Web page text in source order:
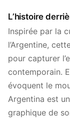
L’histoire
Inspirée par la
l’Argentine,
pour capturer
contemporain.
évoquent le
Argentina est
graphique de